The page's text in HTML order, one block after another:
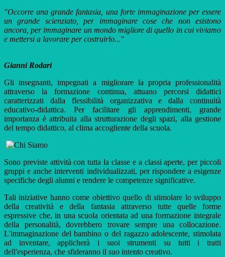
"Occorre una grande fantasia, una forte immaginazione per essere
un grande scienziato, per immaginare cose che non esistono
ancora, per immaginare un mondo migliore di quello in cui viviamo
e mettersi a lavorare per costruirlo..."
Gianni Rodari
Gli insegnanti, impegnati a migliorare la propria professionalità
attraverso la formazione continua, attuano percorsi didattici
caratterizzati dalla flessibilità organizzativa e dalla continuità
educativo-didattica. Per facilitare gli apprendimenti, grande
importanza è attribuita alla strutturazione degli spazi, alla gestione
del tempo didattico, al clima accogliente della scuola.
Sono previste attività con tutta la classe e a classi aperte, per piccoli
gruppi e anche interventi individualizzati, per rispondere a esigenze
specifiche degli alunni e rendere le competenze significative.
Tali iniziative hanno come obiettivo quello di stimolare lo sviluppo
della creatività e della fantasia attraverso tutte quelle forme
espressive che, in una scuola orientata ad una formazione integrale
della personalità, dovrebbero trovare sempre una collocazione.
L'immaginazione del bambino o del ragazzo adolescente, stimolata
ad inventare, applicherà i suoi strumenti su tutti i tratti
dell'esperienza, che sfideranno il suo intento creativo.